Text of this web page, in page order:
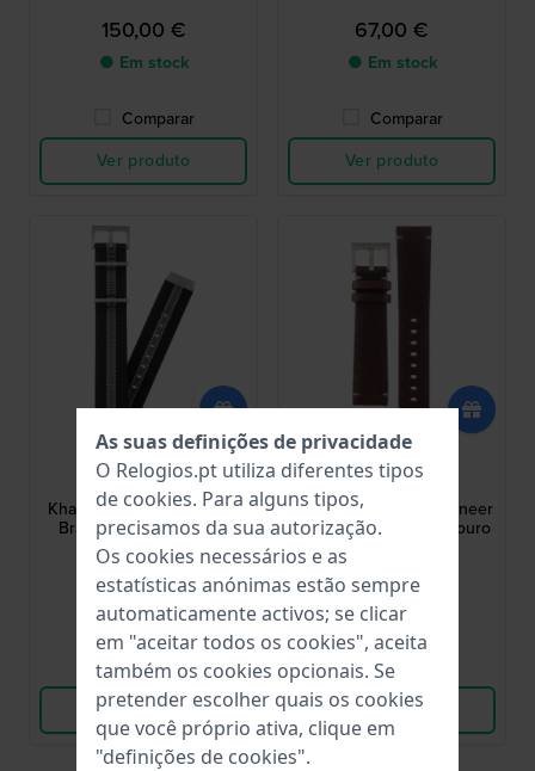
150,00 €
● Em stock
Comparar
Ver produto
67,00 €
● Em stock
Comparar
Ver produto
Hamilton
H690.706.108
Khaki Field Macy's 22 mm
Bracelete NATO tecido
preto-cinzento
67,00 €
● Em stock
Comparar
Ver produto
Hamilton
H690.767.110
Khaki Aviation Pilot Pioneer
20 mm Bracelete de couro
119,00 €
● Em stock
Comparar
Ver produto
As suas definições de privacidade
O Relogios.pt utiliza diferentes tipos
de cookies. Para alguns tipos,
precisamos da sua autorização.
Os cookies necessários e as
estatísticas anónimas estão sempre
automaticamente activos; se clicar
em "aceitar todos os cookies", aceita
também os cookies opcionais. Se
pretender escolher quais os cookies
que você próprio ativa, clique em
"definições de cookies".